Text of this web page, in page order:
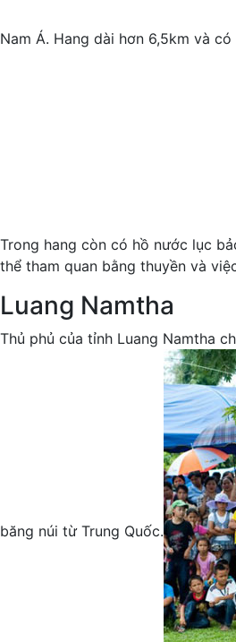
Nam Á. Hang dài hơn 6,5km và
Trong hang còn có hồ nước lục
thể tham quan bằng thuyền và
Luang Namtha
Thủ phủ của tỉnh Luang Namtha
băng núi từ Trung Quốc.